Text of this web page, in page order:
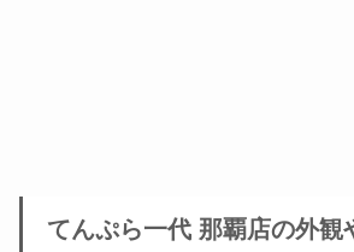
てんぷら一代 那覇店の外観